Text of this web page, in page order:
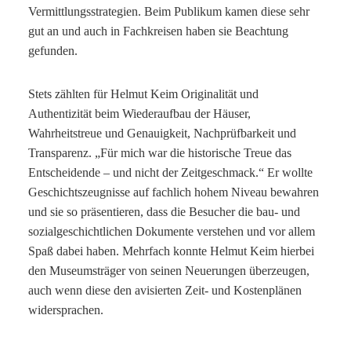
Vermittlungsstrategien. Beim Publikum kamen diese sehr
gut an und auch in Fachkreisen haben sie Beachtung
gefunden.
Stets zählten für Helmut Keim Originalität und
Authentizität beim Wiederaufbau der Häuser,
Wahrheitstreue und Genauigkeit, Nachprüfbarkeit und
Transparenz. „Für mich war die historische Treue das
Entscheidende – und nicht der Zeitgeschmack.“ Er wollte
Geschichtszeugnisse auf fachlich hohem Niveau bewahren
und sie so präsentieren, dass die Besucher die bau- und
sozialgeschichtlichen Dokumente verstehen und vor allem
Spaß dabei haben. Mehrfach konnte Helmut Keim hierbei
den Museumsträger von seinen Neuerungen überzeugen,
auch wenn diese den avisierten Zeit- und Kostenplänen
widersprachen.